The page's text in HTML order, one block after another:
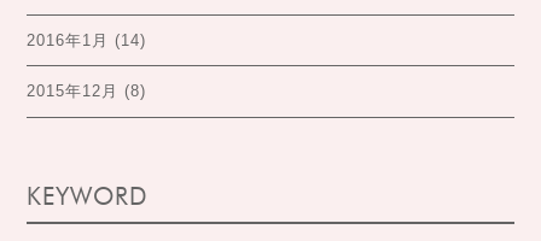
2016年1月 (14)
2015年12月 (8)
KEYWORD